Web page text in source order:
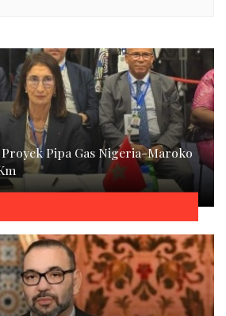
Proyek Pipa Gas Nigeria-Maroko